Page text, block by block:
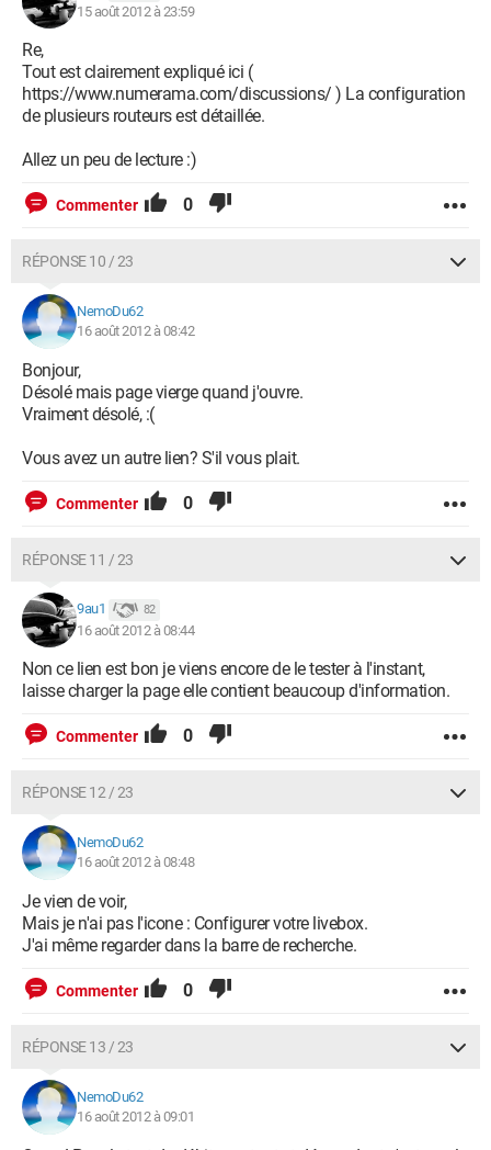
15 août 2012 à 23:59
Re,
Tout est clairement expliqué ici (
https://www.numerama.com/discussions/ ) La configuration
de plusieurs routeurs est détaillée.
Allez un peu de lecture :)
Commenter 0
RÉPONSE 10 / 23
NemoDu62
16 août 2012 à 08:42
Bonjour,
Désolé mais page vierge quand j'ouvre.
Vraiment désolé, :(
Vous avez un autre lien? S'il vous plait.
Commenter 0
RÉPONSE 11 / 23
9au1 82
16 août 2012 à 08:44
Non ce lien est bon je viens encore de le tester à l'instant,
laisse charger la page elle contient beaucoup d'information.
Commenter 0
RÉPONSE 12 / 23
NemoDu62
16 août 2012 à 08:48
Je vien de voir,
Mais je n'ai pas l'icone : Configurer votre livebox.
J'ai même regarder dans la barre de recherche.
Commenter 0
RÉPONSE 13 / 23
NemoDu62
16 août 2012 à 09:01